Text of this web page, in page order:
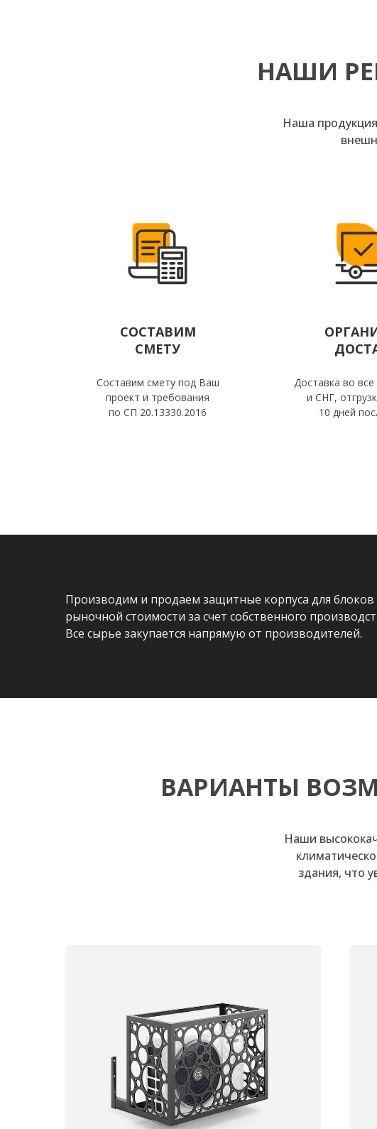
НАШИ
Наша
СОСТАВИМ
СМЕТУ
Составим смету под Ваш
проект и требования
по СП 20.13330.2016
Доставка во
и СНГ,
10 дней
Производим и продаем защитные корпуса для
рыночной стоимости за счет собственного
Все сырье закупается напрямую от производителей.
ВАРИАНТЫ
Наши
здания, что